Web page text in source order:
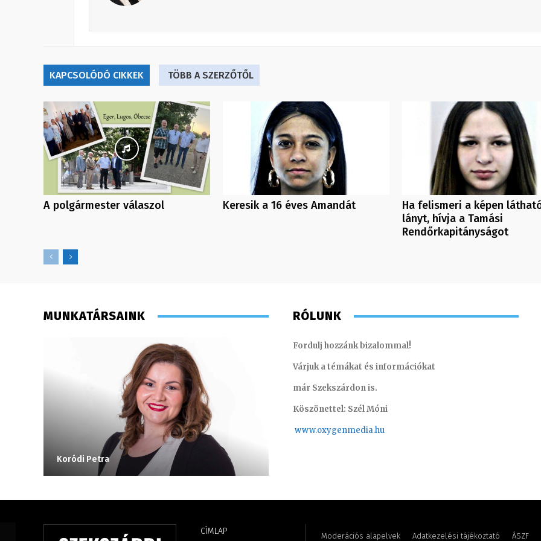
KAPCSOLÓDÓ CIKKEK TÖBB A SZERZŐTŐL
A polgármester válaszol Keresik a 16 éves Amandát
Ha felismeri a képen
lányt, hívja a Tamási
Rendőrkapitányságot
MUNKATÁRSAINK
Koródi Petra
RÓLUNK
Fordulj hozzánk bizalommal!
Várjuk a témákat és információkat
már Szekszárdon is.
Köszönettel: Szél Móni
www.oxygenmedia.hu
CÍMLAP Moderációs alapelvek Adatkezelési tájékoztató ÁSZF